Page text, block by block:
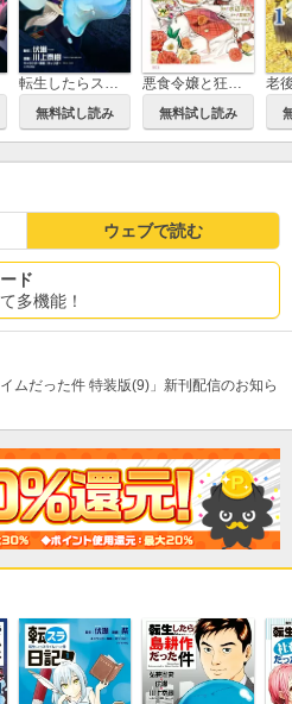
転生したらスライムだった件
無料試し読み
悪食令嬢と狂血公爵 ～その魔物、私が美味しくいただきます！～
無料試し読み
ウェブで読む
ド
多機能！
ムだった件 特装版(9)」新刊配信のお知ら